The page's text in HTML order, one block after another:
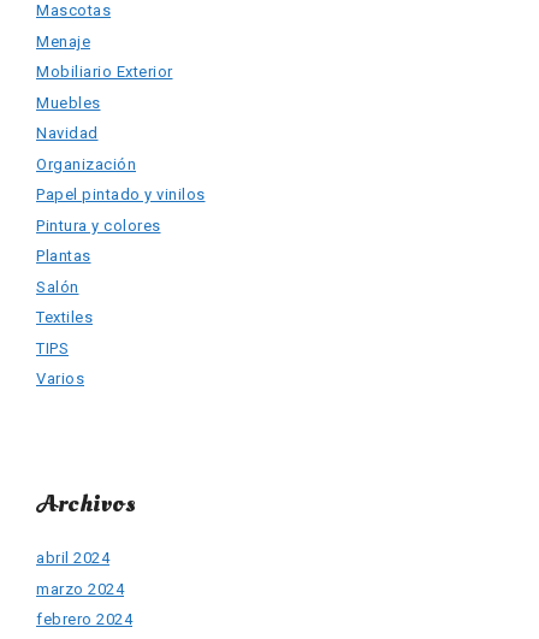
Mascotas
Menaje
Mobiliario Exterior
Muebles
Navidad
Organización
Papel pintado y vinilos
Pintura y colores
Plantas
Salón
Textiles
TIPS
Varios
Archivos
abril 2024
marzo 2024
febrero 2024